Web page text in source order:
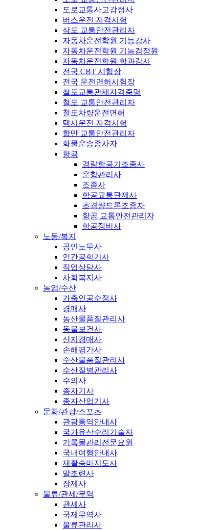
도로교통사고감정사
버스운전 자격시험
삭도 교통안전관리자
자동차운전학원 기능강사
자동차운전학원 기능검정원
자동차운전학원 학과강사
전국 CBT 시험장
전국 운전면허시험장
철도교통관제자격증명
철도 교통안전관리자
철도차량운전면허
택시운전 자격시험
항만 교통안전관리자
화물운송종사자
항공
경량항공기조종사
운항관리사
조종사
항공교통관제사
초경량드론조종자
항공 교통안전관리자
항공정비사
노동/복지
공인노무사
인간공학기사
직업상담사
사회복지사
농업/수산
가축인공수정사
경매사
농산물품질관리사
동물보건사
산지경매사
손해평가사
수산물품질관리사
수산질병관리사
수의사
종자기사
종자산업기사
문화/관광/스포츠
관광통역안내사
국가유산수리기술자
기록물관리전문요원
국내여행안내사
재활승마지도사
말조련사
장제사
물류/관세/무역
관세사
국제무역사
물류관리사